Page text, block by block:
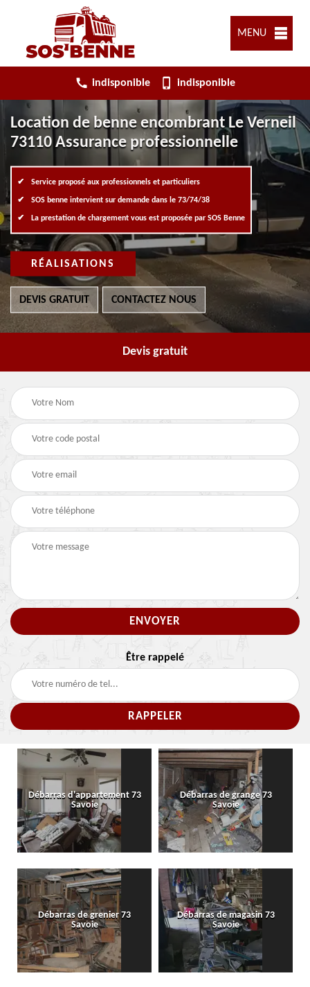
MENU
indisponible indisponible
Location de benne encombrant Le Verneil
73110 Assurance professionnelle
Service proposé aux professionnels et particuliers
SOS benne intervient sur demande dans le 73/74/38
La prestation de chargement vous est proposée par SOS Benne
RÉALISATIONS
DEVIS GRATUIT CONTACTEZ NOUS
Devis gratuit
Être rappelé
Débarras d'appartement 73
Savoie
Débarras de grange 73
Savoie
Débarras de grenier 73
Savoie
Débarras de magasin 73
Savoie